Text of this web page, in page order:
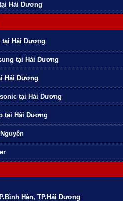
Hải Dương
tại Hải Dương
tại Hải Dương
Hải Dương
tại Hải Dương
tại Hải Dương
Hàn, TP.Hải Dương